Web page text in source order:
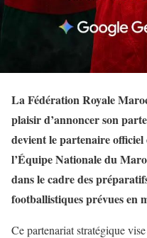
La Fédération Royale
plaisir d’annoncer son
devient le partenaire
l’Équipe Nationale du
dans le cadre des
footballistiques prévues en
Ce partenariat stratégique